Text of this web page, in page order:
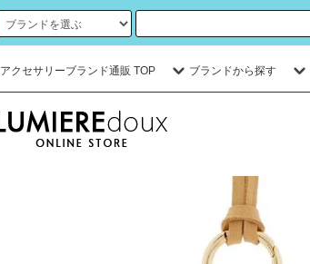
アクセサリーブランド通販 TOP ブランドから探す